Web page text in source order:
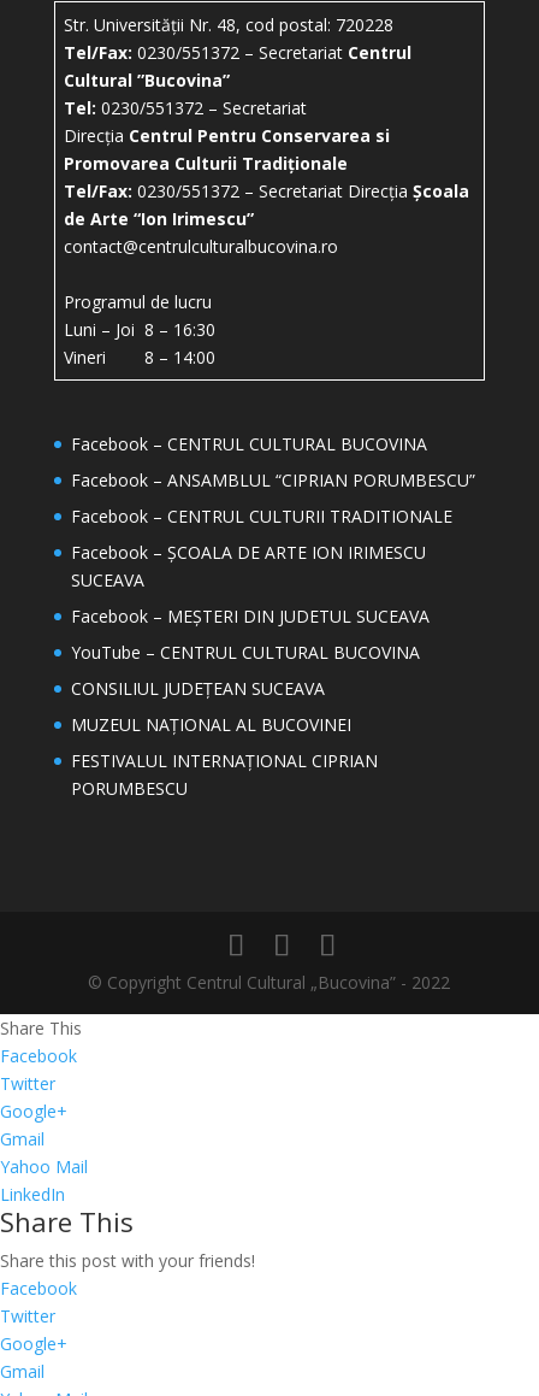
Str. Universității Nr. 48, cod postal: 720228
Tel/Fax: 0230/551372 – Secretariat Centrul
Cultural ”Bucovina”
Tel: 0230/551372 – Secretariat
Direcția Centrul Pentru Conservarea si
Promovarea Culturii Tradiționale
Tel/Fax: 0230/551372 – Secretariat Direcția Școala
de Arte “Ion Irimescu”
contact@centrulculturalbucovina.ro
Programul de lucru
Luni – Joi 8 – 16:30
Vineri 8 – 14:00
Facebook – CENTRUL CULTURAL BUCOVINA
Facebook – ANSAMBLUL “CIPRIAN PORUMBESCU”
Facebook – CENTRUL CULTURII TRADITIONALE
Facebook – ȘCOALA DE ARTE ION IRIMESCU
SUCEAVA
Facebook – MEȘTERI DIN JUDETUL SUCEAVA
YouTube – CENTRUL CULTURAL BUCOVINA
CONSILIUL JUDEȚEAN SUCEAVA
MUZEUL NAȚIONAL AL BUCOVINEI
FESTIVALUL INTERNAȚIONAL CIPRIAN
PORUMBESCU
© Copyright Centrul Cultural „Bucovina” - 2022
Share This
Facebook
Twitter
Google+
Gmail
Yahoo Mail
LinkedIn
Share This
Share this post with your friends!
Facebook
Twitter
Google+
Gmail